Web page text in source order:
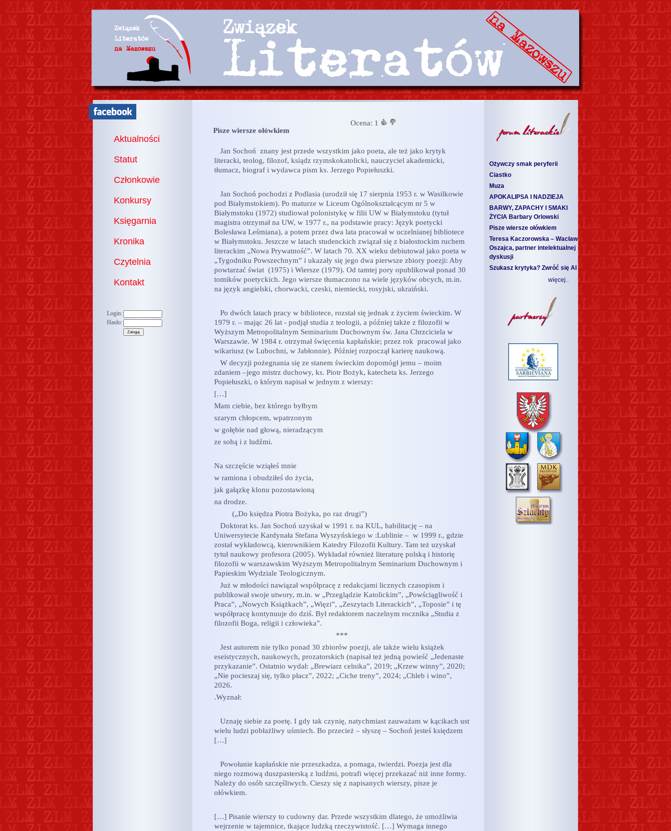
Aktualności
Statut
Członkowie
Konkursy
Księgarnia
Kronika
Czytelnia
Kontakt
Login:
Hasło:
Ożywczy smak peryferii
Ciastko
Muza
APOKALIPSA I NADZIEJA
BARWY, ZAPACHY I SMAKI
ŻYCIA Barbary Orlowski
Pisze wiersze ołówkiem
Teresa Kaczorowska – Wacław
Oszajca, partner intelektualnej
dyskusji
Szukasz krytyka? Zwróć się AI
więcej..
Ocena: 1
Pisze wiersze ołówkiem
Jan Sochoń znany jest przede wszystkim jako poeta, ale też jako krytyk
literacki, teolog, filozof, ksiądz rzymskokatolicki, nauczyciel akademicki,
tłumacz, biograf i wydawca pism ks. Jerzego Popiełuszki.
Jan Sochoń pochodzi z Podlasia (urodził się 17 sierpnia 1953 r. w Wasilkowie
pod Białymstokiem). Po maturze w Liceum Ogólnokształcącym nr 5 w
Białymstoku (1972) studiował polonistykę w filii UW w Białymstoku (tytuł
magistra otrzymał na UW, w 1977 r., na podstawie pracy: Język poetycki
Bolesława Leśmiana), a potem przez dwa lata pracował w uczelnianej bibliotece
w Białymstoku. Jeszcze w latach studenckich związał się z białostockim ruchem
literackim „Nowa Prywatność”. W latach 70. XX wieku debiutował jako poeta w
„Tygodniku Powszechnym” i ukazały się jego dwa pierwsze zbiory poezji: Aby
powtarzać świat (1975) i Wiersze (1979). Od tamtej pory opublikował ponad 30
tomików poetyckich. Jego wiersze tłumaczono na wiele języków obcych, m.in.
na język angielski, chorwacki, czeski, niemiecki, rosyjski, ukraiński.
Po dwóch latach pracy w bibliotece, rozstał się jednak z życiem świeckim. W
1979 r. – mając 26 lat - podjął studia z teologii, a później także z filozofii w
Wyższym Metropolitalnym Seminarium Duchownym św. Jana Chrzciciela w
Warszawie. W 1984 r. otrzymał święcenia kapłańskie; przez rok pracował jako
wikariusz (w Lubochni, w Jabłonnie). Później rozpoczął karierę naukową.
W decyzji pożegnania się ze stanem świeckim dopomógł jemu – moim
zdaniem –jego mistrz duchowy, ks. Piotr Bożyk, katecheta ks. Jerzego
Popiełuszki, o którym napisał w jednym z wierszy:
[…]
Mam ciebie, bez którego byłbym
szarym chłopcem, wpatrzonym
w gołębie nad głową, nieradzącym
ze sobą i z ludźmi.
Na szczęście wziąłeś mnie
w ramiona i obudziłeś do życia,
jak gałązkę klonu pozostawioną
na drodze.
(„Do księdza Piotra Bożyka, po raz drugi”)
Doktorat ks. Jan Sochoń uzyskał w 1991 r. na KUL, habilitację – na
Uniwersytecie Kardynała Stefana Wyszyńskiego w :Lublinie – w 1999 r., gdzie
został wykładowcą, kierownikiem Katedry Filozofii Kultury. Tam też uzyskał
tytuł naukowy profesora (2005). Wykładał również literaturę polską i historię
filozofii w warszawskim Wyższym Metropolitalnym Seminarium Duchownym i
Papieskim Wydziale Teologicznym.
Już w młodości nawiązał współpracę z redakcjami licznych czasopism i
publikował swoje utwory, m.in. w „Przeglądzie Katolickim”, „Powściągliwość i
Praca”, „Nowych Książkach”, „Więzi”, „Zeszytach Literackich”, „Toposie” i tę
współpracę kontynuuje do dziś. Był redaktorem naczelnym rocznika „Studia z
filozofii Boga, religii i człowieka”.
***
Jest autorem nie tylko ponad 30 zbiorów poezji, ale także wielu książek
eseistycznych, naukowych, prozatorskich (napisał też jedną powieść „Jedenaste
przykazanie”. Ostatnio wydał: „Brewiarz celnika”, 2019; „Krzew winny”, 2020;
„Nie pocieszaj się, tylko płacz”, 2022; „Ciche treny”, 2024; „Chleb i wino”,
2026.
.Wyznał:
Uznaję siebie za poetę. I gdy tak czynię, natychmiast zauważam w kącikach ust
wielu ludzi pobłażliwy uśmiech. Bo przecież – słyszę – Sochoń jesteś księdzem
[…]
Powołanie kapłańskie nie przeszkadza, a pomaga, twierdzi. Poezja jest dla
niego rozmową duszpasterską z ludźmi, potrafi więcej przekazać niż inne formy.
Należy do osób szczęśliwych. Cieszy się z napisanych wierszy, pisze je
ołówkiem.
[…] Pisanie wierszy to cudowny dar. Przede wszystkim dlatego, że umożliwia
wejrzenie w tajemnice, tkające ludzką rzeczywistość. […] Wymaga innego